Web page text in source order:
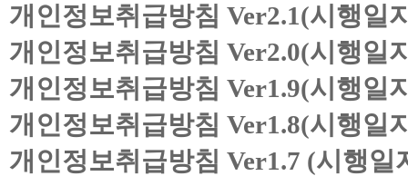
개인정보취급방침 Ver2.1(시행일
개인정보취급방침 Ver2.0(시행일
개인정보취급방침 Ver1.9(시행일
개인정보취급방침 Ver1.8(시행일
개인정보취급방침 Ver1.7 (시행일